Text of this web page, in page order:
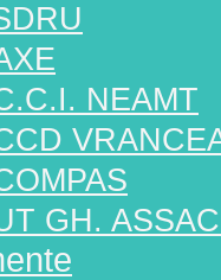
NEAMT
GH.